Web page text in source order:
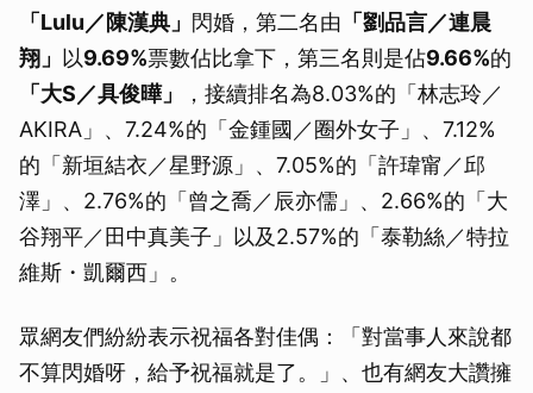
「Lulu／陳漢典」 閃婚，第二名由 「劉品言／連晨
翔」 以9.69%票數佔比拿下，第三名則是佔9.66%的
「大S／具俊曄」
，接續排名為8.03%的「林志玲／
AKIRA」、7.24%的「金鍾國／圈外女子」、7.12%
的「新垣結衣／星野源」、7.05%的「許瑋甯／邱
澤」、2.76%的「曾之喬／辰亦儒」、2.66%的「大
谷翔平／田中真美子」以及2.57%的「泰勒絲／特拉
維斯・凱爾西」。
眾網友們紛紛表示祝福各對佳偶：「對當事人來說都
不算閃婚呀，給予祝福就是了。」、也有網友大讚擁